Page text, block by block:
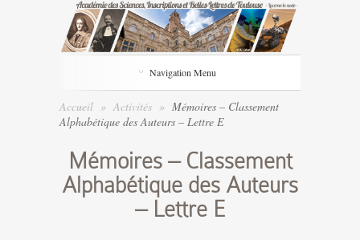
Navigation Menu
Accueil » Activités » Mémoires – Classement
Alphabétique des Auteurs – Lettre E
Mémoires – Classement
Alphabétique des Auteurs
– Lettre E